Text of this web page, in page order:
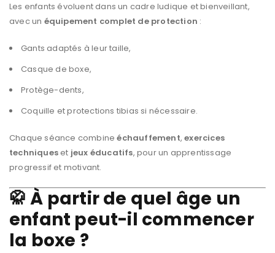
Les enfants évoluent dans un cadre ludique et bienveillant,
avec un équipement complet de protection :
Gants adaptés à leur taille,
Casque de boxe,
Protège-dents,
Coquille et protections tibias si nécessaire.
Chaque séance combineéchauffement,exercices
techniques et jeux éducatifs, pour un apprentissage
progressif et motivant.
🥋 À partir de quel âge un
enfant peut-il commencer
la boxe ?